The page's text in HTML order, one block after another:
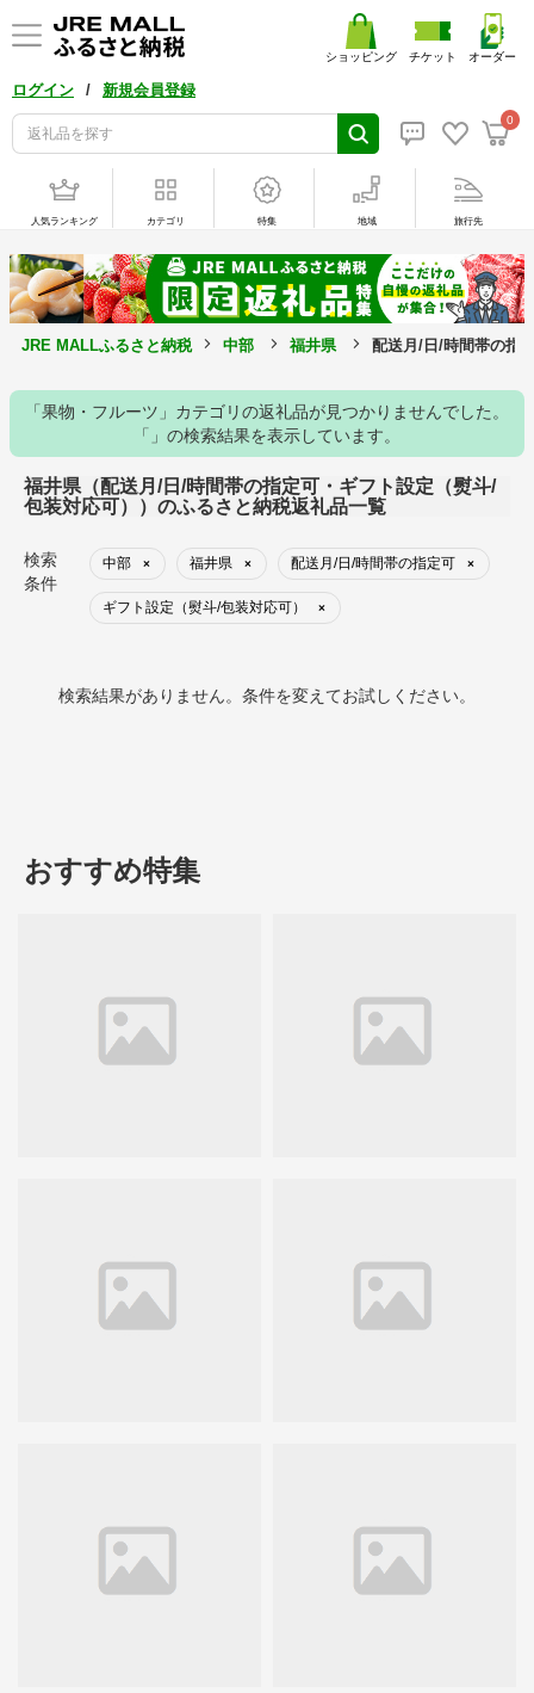
ログイン / 新規会員登録
0
ショッピング チケット オーダー
人気ランキング カテゴリ 特集 地域 旅行先
JRE MALLふるさと納税 中部 福井県 配送月/日/時間帯の指
「果物・フルーツ」カテゴリの返礼品が見つかりませんでした。
「」の検索結果を表示しています。
福井県（配送月/日/時間帯の指定可・ギフト設定（熨斗/
包装対応可））のふるさと納税返礼品一覧
検索
条件
中部 × 福井県 × 配送月/日/時間帯の指定可 ×
ギフト設定（熨斗/包装対応可） ×
検索結果がありません。条件を変えてお試しください。
おすすめ特集